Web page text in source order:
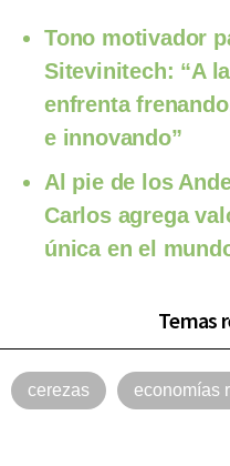
Tono motivador
Sitevinitech: “A
enfrenta
e innovando”
Al pie de los
Carlos agrega
única en el
Temas
cerezas economías